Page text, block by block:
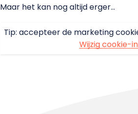
Maar het kan nog altijd erger…
Tip: accepteer de marketing
Wijzig cookie-